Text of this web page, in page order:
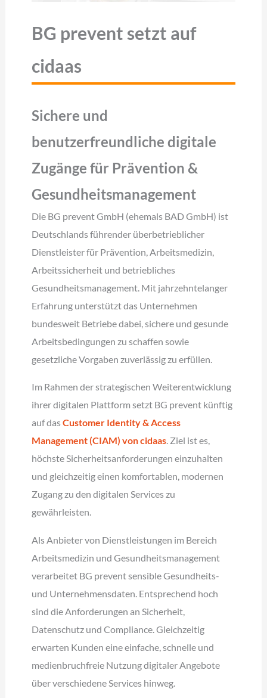
BG prevent setzt auf
cidaas
Sichere und
benutzerfreundliche digitale
Zugänge für Prävention &
Gesundheitsmanagement
Die BG prevent GmbH (ehemals BAD GmbH) ist
Deutschlands führender überbetrieblicher
Dienstleister für Prävention, Arbeitsmedizin,
Arbeitssicherheit und betriebliches
Gesundheitsmanagement. Mit jahrzehntelanger
Erfahrung unterstützt das Unternehmen
bundesweit Betriebe dabei, sichere und gesunde
Arbeitsbedingungen zu schaffen sowie
gesetzliche Vorgaben zuverlässig zu erfüllen.
Im Rahmen der strategischen Weiterentwicklung
ihrer digitalen Plattform setzt BG prevent künftig
auf dasCustomer Identity & Access
Management (CIAM) von cidaas. Ziel ist es,
höchste Sicherheitsanforderungen einzuhalten
und gleichzeitig einen komfortablen, modernen
Zugang zu den digitalen Services zu
gewährleisten.
Als Anbieter von Dienstleistungen im Bereich
Arbeitsmedizin und Gesundheitsmanagement
verarbeitet BG prevent sensible Gesundheits-
und Unternehmensdaten. Entsprechend hoch
sind die Anforderungen an Sicherheit,
Datenschutz und Compliance. Gleichzeitig
erwarten Kunden eine einfache, schnelle und
medienbruchfreie Nutzung digitaler Angebote
über verschiedene Services hinweg.